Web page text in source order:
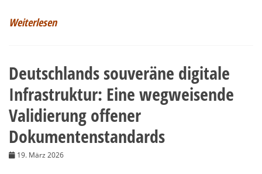
Weiterlesen
Deutschlands souveräne digitale
Infrastruktur: Eine wegweisende
Validierung offener
Dokumentenstandards
19. März 2026